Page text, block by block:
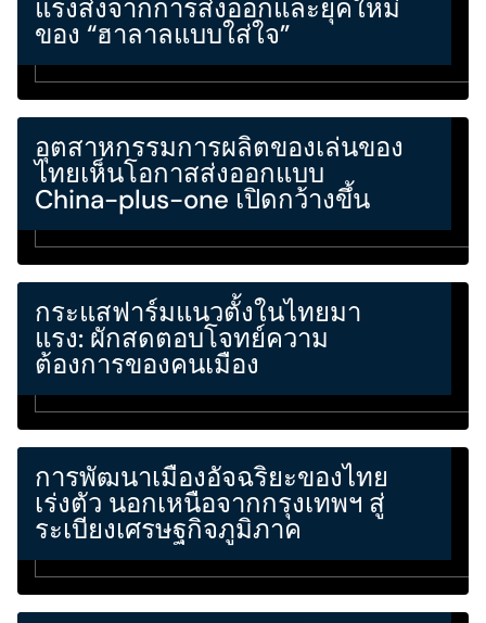
แรงส่งจากการส่งออกและยุคใหม่
ของ “ฮาลาลแบบใส่ใจ”
อุตสาหกรรมการผลิตของเล่นของ
ไทยเห็นโอกาสส่งออกแบบ
China-plus-one เปิดกว้างขึ้น
กระแสฟาร์มแนวตั้งในไทยมา
แรง: ผักสดตอบโจทย์ความ
ต้องการของคนเมือง
การพัฒนาเมืองอัจฉริยะของไทย
เร่งตัว นอกเหนือจากกรุงเทพฯ สู่
ระเบียงเศรษฐกิจภูมิภาค